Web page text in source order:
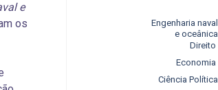
e
os
Ciência Política
Economia
Direito
Engenharia naval
e oceânica